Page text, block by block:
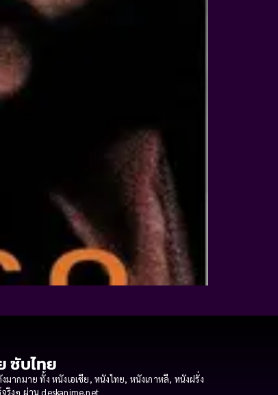
ซับไทย
กมาย ทั้ง หนังเอเชีย, หนังไทย, หนังเกาหลี, หนังฝรั่ง
งๆ ผ่าน deskanime.net